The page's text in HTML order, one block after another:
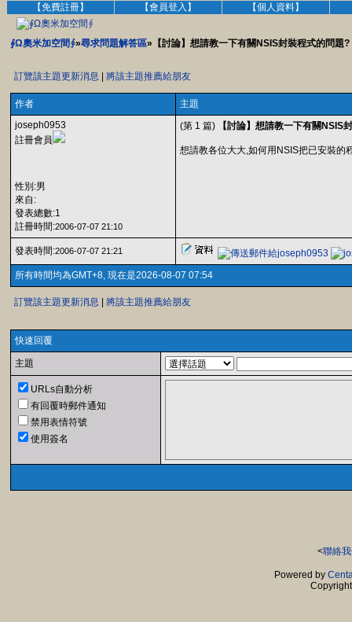
【免費註冊】 【會員登入】 【個人資料】
∮Ω奧米加空間∮»尋求問題解答區»【討論】想請教一下有關NSIS封裝程式的問題?
訂覽該主題更新消息 將該主題推薦給朋友
作者
主題
joseph0953
註冊會員
性別:男
來自:
發表總數:1
註冊時間:2006-07-07 21:10
(第 1 篇) 【討論】想請教一下有關NSIS
想請教各位大大,如何用NSIS把已安裝的
發表時間:2006-07-07 21:21
所有時間均為GMT+8, 現在是2026-08-07 07:54
訂覽該主題更新消息 將該主題推薦給朋友
快速回覆
主題
URLs自動分析
有回覆時郵件通知
禁用表情符號
使用簽名
<聯絡
Powered by